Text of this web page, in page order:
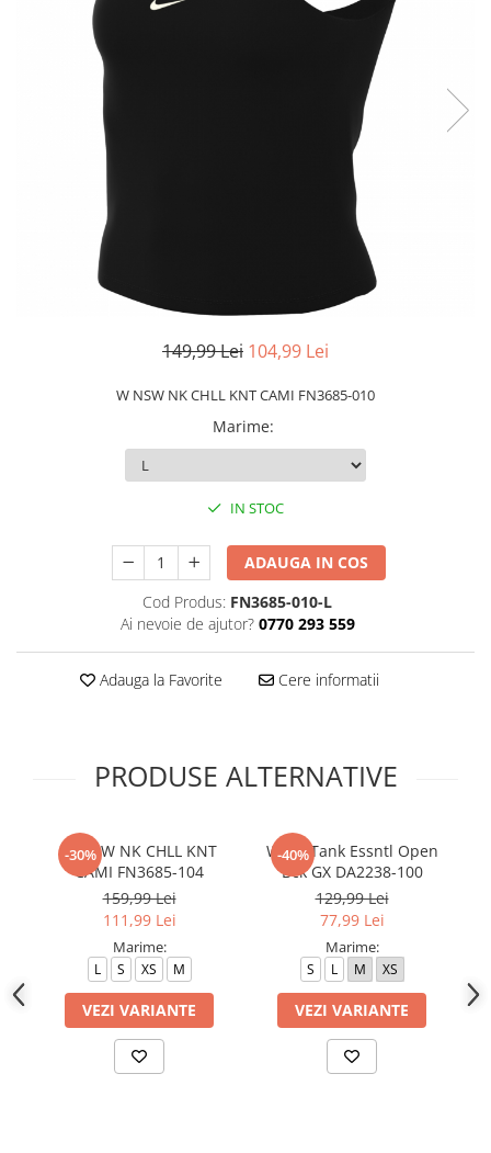
Slapi barbati
Pantofi sport femei
Sandale & Slapi copii
149,99 Lei 104,99 Lei
W NSW NK CHLL KNT CAMI FN3685-010
Marime:
IN STOC
ADAUGA IN COS
Cod Produs: FN3685-010-L
Ai nevoie de ajutor? 0770 293 559
Adauga la Favorite Cere informatii
PRODUSE ALTERNATIVE
-30%
W NSW NK CHLL KNT
CAMI FN3685-104
159,99 Lei
111,99 Lei
Marime:
L S XS M
VEZI VARIANTE
-40%
W NP Tank Essntl Open
Bck GX DA2238-100
129,99 Lei
77,99 Lei
Marime:
S L M XS
VEZI VARIANTE